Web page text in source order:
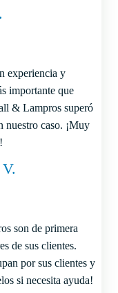
experiencia y
importante que
& Lampros superó
nuestro caso. ¡Muy
son de primera
de sus clientes.
por sus clientes y
si necesita ayuda!